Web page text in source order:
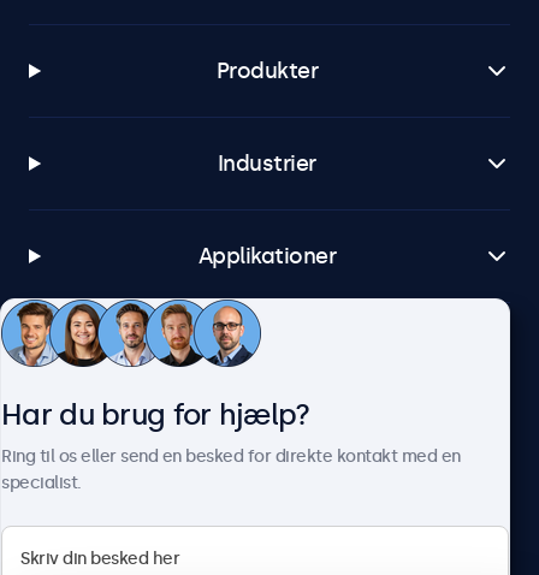
Produkter
Industrier
Applikationer
Kundeservice
Har du brug for hjælp?
Ring til os eller send en besked for direkte kontakt med en
specialist.